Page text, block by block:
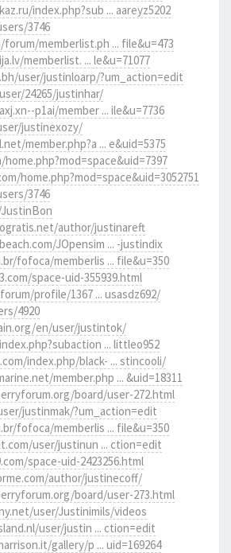
index.php?sub ... aareyz5202
3746
memberlist.ph ... file&u=473
memberlist. ... le&u=71077
user/justinloarp/?um_action=edit
24265/justinhar/
p1ai/member ... ile&u=7736
justinexozy/
member.php?a ... e&uid=5375
home.php?mod=space&uid=3052751
3746
author/justinareft
JOpensim ... -justindix
fofoca/memberlis ... file&u=350
space-uid-355939.html
profile/1367 ... usasdz692/
4920
en/user/justintok/
... littleo952
index.php/black- ... stincooli/
member.php ... &uid=18311
board/user-272.html
justinmak/?um_action=edit
fofoca/memberlis ... file&u=350
user/justinun ... ction=edit
space-uid-2423256.html
author/justinecoff/
board/user-273.html
user/Justinimils/videos
user/justin ... ction=edit
gallery/p ... uid=169264